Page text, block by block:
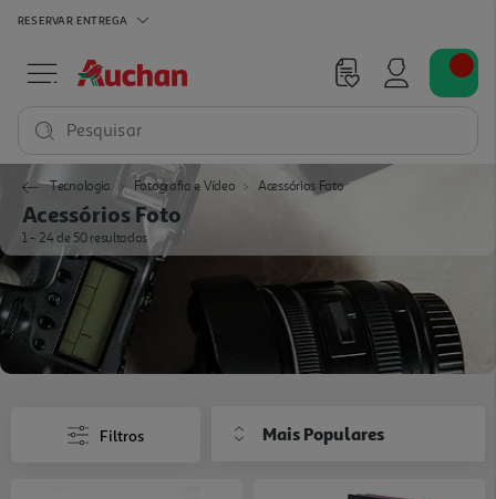
RESERVAR ENTREGA
Pesquisar
Tecnologia Fotografia e Vídeo Acessórios Foto
Acessórios Foto
1 - 24 de 50 resultados
Filtros Mais Populares